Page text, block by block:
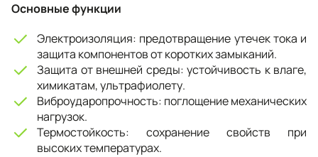
Основные функции
Электроизоляция: предотвращение утечек тока и
защита компонентов от коротких замыканий.
Защита от внешней среды: устойчивость к влаге,
химикатам, ультрафиолету.
Виброударопрочность: поглощение механических
нагрузок.
Термостойкость: сохранение свойств при
высоких температурах.